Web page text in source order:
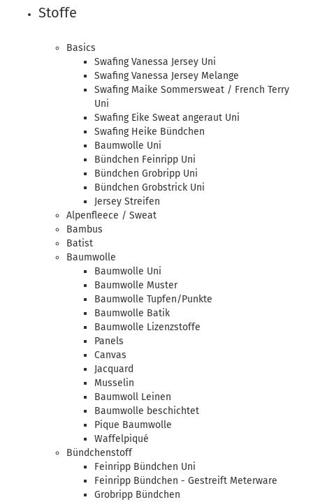
Stoffe
Basics
Swafing Vanessa Jersey Uni
Swafing Vanessa Jersey Melange
Swafing Maike Sommersweat / French Terry
Uni
Swafing Eike Sweat angeraut Uni
Swafing Heike Bündchen
Baumwolle Uni
Bündchen Feinripp Uni
Bündchen Grobripp Uni
Bündchen Grobstrick Uni
Jersey Streifen
Alpenfleece / Sweat
Bambus
Batist
Baumwolle
Baumwolle Uni
Baumwolle Muster
Baumwolle Tupfen/Punkte
Baumwolle Batik
Baumwolle Lizenzstoffe
Panels
Canvas
Jacquard
Musselin
Baumwoll Leinen
Baumwolle beschichtet
Pique Baumwolle
Waffelpiqué
Bündchenstoff
Feinripp Bündchen Uni
Feinripp Bündchen - Gestreift Meterware
Grobripp Bündchen